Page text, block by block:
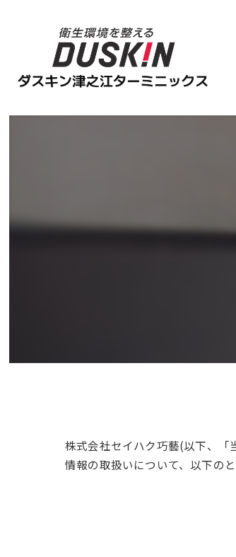
株式会社セイハク巧藝(以下、「
情報の取扱いについて、以下の